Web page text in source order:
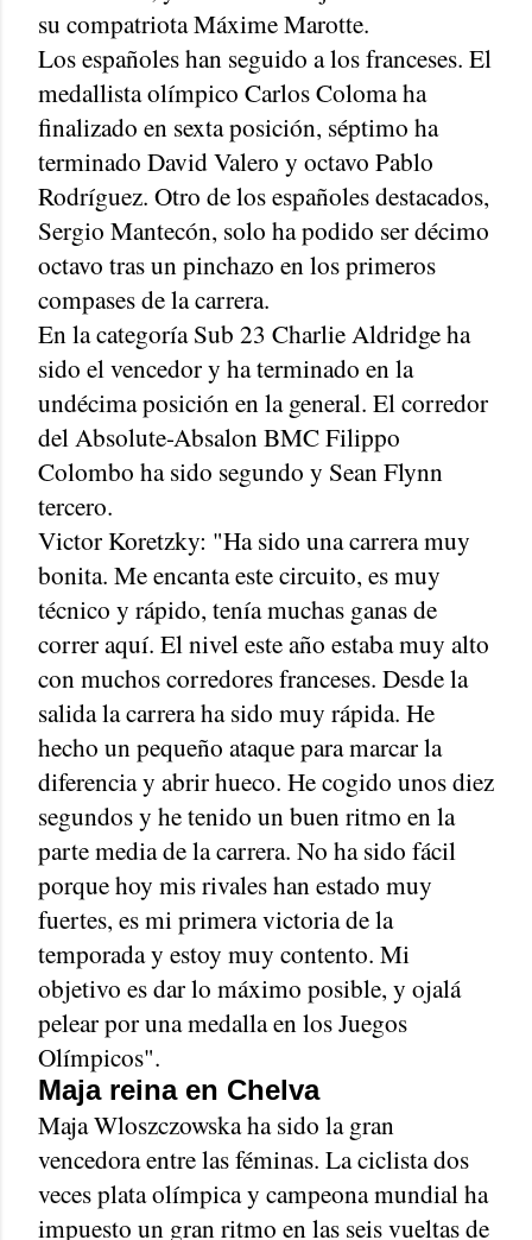
su compatriota Máxime Marotte.
Los españoles han seguido a los franceses. El
medallista olímpico Carlos Coloma ha
finalizado en sexta posición, séptimo ha
terminado David Valero y octavo Pablo
Rodríguez. Otro de los españoles destacados,
Sergio Mantecón, solo ha podido ser décimo
octavo tras un pinchazo en los primeros
compases de la carrera.
En la categoría Sub 23 Charlie Aldridge ha
sido el vencedor y ha terminado en la
undécima posición en la general. El corredor
del Absolute-Absalon BMC Filippo
Colombo ha sido segundo y Sean Flynn
tercero.
Victor Koretzky: "Ha sido una carrera muy
bonita. Me encanta este circuito, es muy
técnico y rápido, tenía muchas ganas de
correr aquí. El nivel este año estaba muy alto
con muchos corredores franceses. Desde la
salida la carrera ha sido muy rápida. He
hecho un pequeño ataque para marcar la
diferencia y abrir hueco. He cogido unos diez
segundos y he tenido un buen ritmo en la
parte media de la carrera. No ha sido fácil
porque hoy mis rivales han estado muy
fuertes, es mi primera victoria de la
temporada y estoy muy contento. Mi
objetivo es dar lo máximo posible, y ojalá
pelear por una medalla en los Juegos
Olímpicos".
Maja reina en Chelva
Maja Wloszczowska ha sido la gran
vencedora entre las féminas. La ciclista dos
veces plata olímpica y campeona mundial ha
impuesto un gran ritmo en las seis vueltas de